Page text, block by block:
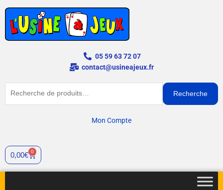
contenu
05 59 63 72 07
contact@usineajeux.fr
Recherche
Mon Compte
0,00€ 0
Panier